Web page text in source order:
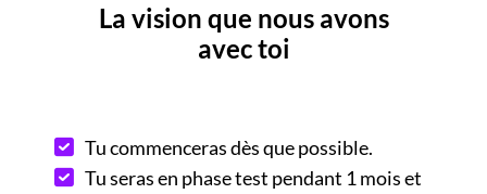
La vision que nous avons
avec toi
Tu commenceras dès que possible.
Tu seras en phase test pendant 1 mois et